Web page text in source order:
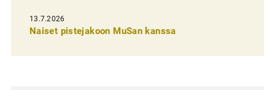
e
13.7.2026
Naiset pistejakoon MuSan kanssa